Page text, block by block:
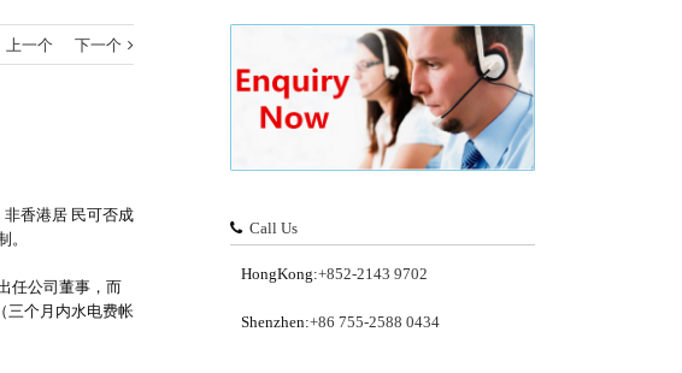
上一个 下一个
香港居 民可否成
。
任公司董事，而
三个月内水电费帐
Call Us
HongKong:+852-2143 9702
Shenzhen:+86 755-2588 0434